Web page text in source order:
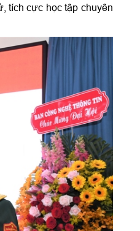
tích cực học tập chuyên